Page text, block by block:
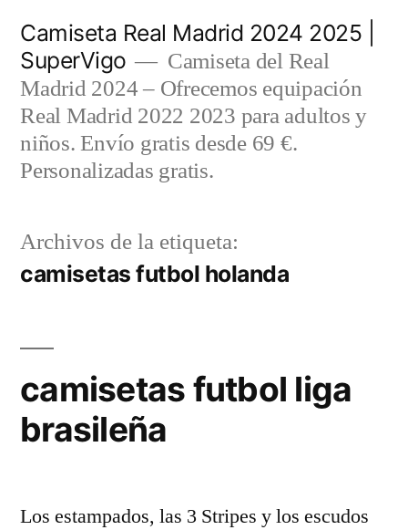
contenido
Camiseta Real Madrid 2024 2025 |
SuperVigo
Camiseta del Real
Madrid 2024 – Ofrecemos equipación
Real Madrid 2022 2023 para adultos y
niños. Envío gratis desde 69 €.
Personalizadas gratis.
Archivos de la etiqueta:
camisetas futbol holanda
camisetas futbol liga
brasileña
Los estampados, las 3 Stripes y los escudos